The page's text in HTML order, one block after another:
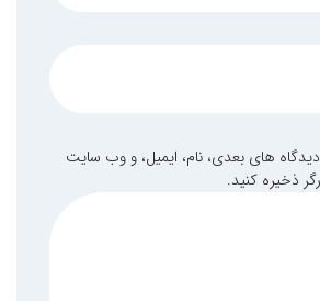
های بعدی، نام، ایمیل، و وب سایت
ذخیره کنید.